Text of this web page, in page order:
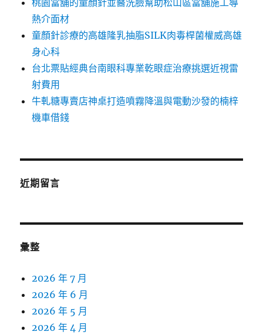
桃園當舖的童顏針並醫洗臉幫助松山區當舖施工導
熱介面材
童顏針診療的高雄隆乳抽脂SILK肉毒桿菌權威高雄
身心科
台北票貼經典台南眼科專業乾眼症治療挑選近視雷
射費用
牛軋糖專賣店神桌打造噴霧降溫與電動沙發的楠梓
機車借錢
近期留言
彙整
2026 年 7 月
2026 年 6 月
2026 年 5 月
2026 年 4 月